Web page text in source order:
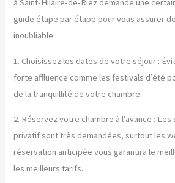
à Saint-Hilaire-de-Riez demande une
guide étape par étape pour vous assurer
inoubliable.
1. Choisissez les dates de votre séjour :
forte affluence comme les festivals d’été
de la tranquillité de votre chambre.
2. Réservez votre chambre à l’avance :
privatif sont très demandées, surtout les
réservation anticipée vous garantira le
les meilleurs tarifs.